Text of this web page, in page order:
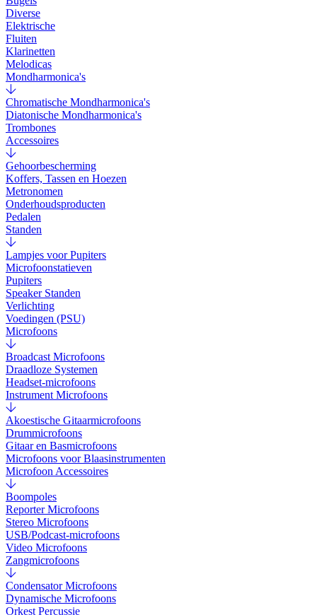
Diverse
Elektrische
Fluiten
Klarinetten
Melodicas
Mondharmonica's
Chromatische Mondharmonica's
Diatonische Mondharmonica's
Trombones
Accessoires
Gehoorbescherming
Koffers, Tassen en Hoezen
Metronomen
Onderhoudsproducten
Pedalen
Standen
Lampjes voor Pupiters
Microfoonstatieven
Pupiters
Speaker Standen
Verlichting
Voedingen (PSU)
Microfoons
Broadcast Microfoons
Draadloze Systemen
Headset-microfoons
Instrument Microfoons
Akoestische Gitaarmicrofoons
Drummicrofoons
Gitaar en Basmicrofoons
Microfoons voor Blaasinstrumenten
Microfoon Accessoires
Boompoles
Reporter Microfoons
Stereo Microfoons
USB/Podcast-microfoons
Video Microfoons
Zangmicrofoons
Condensator Microfoons
Dynamische Microfoons
Orkest Percussie